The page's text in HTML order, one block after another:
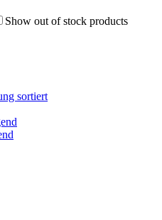
Show out of stock products
sortiert